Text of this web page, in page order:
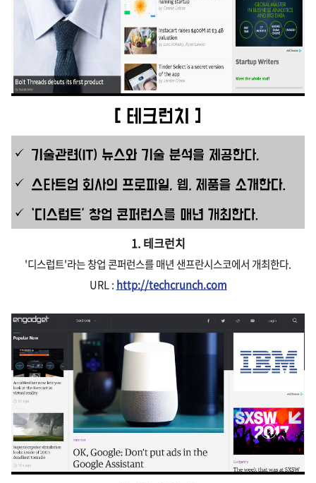
1. 테크런치
'디스럽트'라는 창업 콘퍼런스를 매년 샌프란시스코에서 개최한다.
URL : http://techcrunch.com